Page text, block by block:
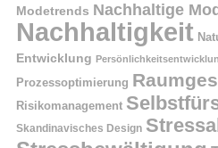
Modetrends Nachhaltige
Nachhaltigkeit
Entwicklung
Prozessoptimierung
Risikomanagement
Skandinavisches Design